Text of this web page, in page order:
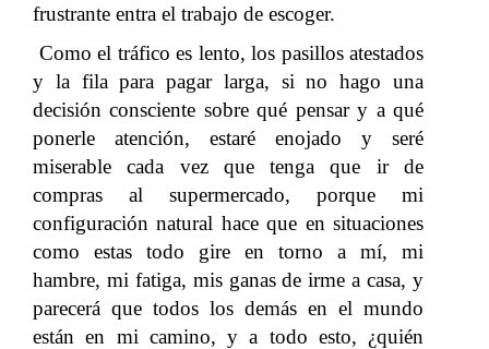
frustrante entra el trabajo de escoger.
Como el tráfico es lento, los pasillos atestados
y la fila para pagar larga, si no hago una
decisión consciente sobre qué pensar y a qué
ponerle atención, estaré enojado y seré
miserable cada vez que tenga que ir de
compras al supermercado, porque mi
configuración natural hace que en situaciones
como estas todo gire en torno a mí, mi
hambre, mi fatiga, mis ganas de irme a casa, y
parecerá que todos los demás en el mundo
están en mi camino, y a todo esto, ¿quién